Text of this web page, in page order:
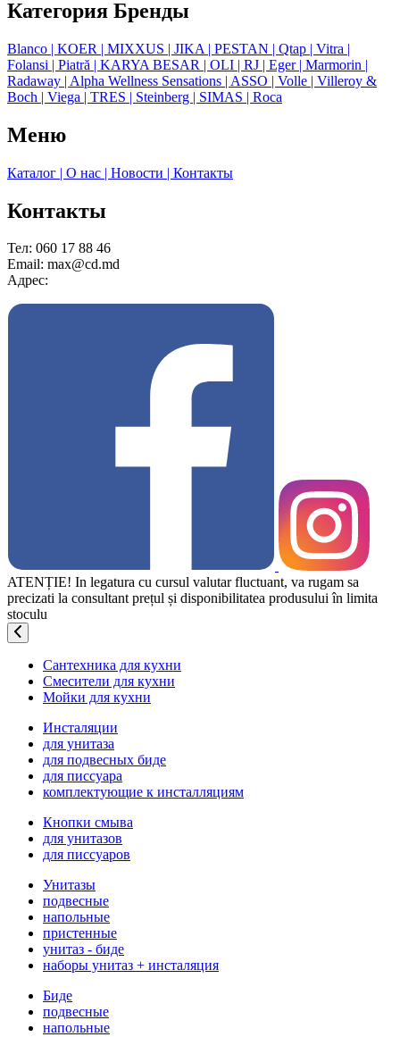
Категория Бренды
Blanco | KOER | MIXXUS | JIKA | PESTAN | Qtap | Vitra |
Folansi | Piatră | KARYA BESAR | OLI | RJ | Eger | Marmorin |
Radaway | Alpha Wellness Sensations | ASSO | Volle | Villeroy &
Boch | Viega | TRES | Steinberg | SIMAS | Roca
Меню
Каталог | О нас | Новости | Контакты
Контакты
Тел: 060 17 88 46
Email: max@cd.md
Адрес:
ATENȚIE! In legatura cu cursul valutar fluctuant, va rugam sa
precizati la consultant prețul și disponibilitatea produsului în limita
stoculu
Сантехника для кухни
Смесители для кухни
Мойки для кухни
Инсталяции
для унитаза
для подвесных биде
для писсуара
комплектующие к инсталляциям
Кнопки смыва
для унитазов
для писсуаров
Унитазы
подвесные
напольные
пристенные
унитаз - биде
наборы унитаз + инсталяция
Биде
подвесные
напольные